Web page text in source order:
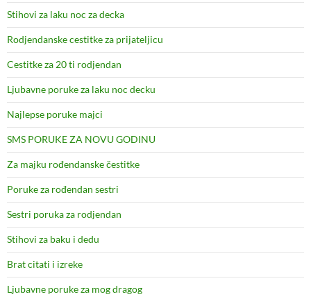
Stihovi za laku noc za decka
Rodjendanske cestitke za prijateljicu
Cestitke za 20 ti rodjendan
Ljubavne poruke za laku noc decku
Najlepse poruke majci
SMS PORUKE ZA NOVU GODINU
Za majku rođendanske čestitke
Poruke za rođendan sestri
Sestri poruka za rodjendan
Stihovi za baku i dedu
Brat citati i izreke
Ljubavne poruke za mog dragog